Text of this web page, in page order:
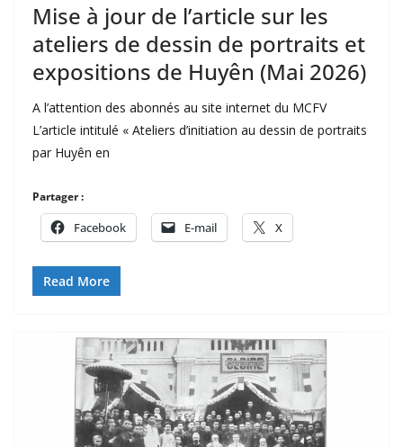
Mise à jour de l’article sur les
ateliers de dessin de portraits et
expositions de Huyên (Mai 2026)
A l’attention des abonnés au site internet du MCFV
L’article intitulé « Ateliers d’initiation au dessin de portraits
par Huyên en
Partager :
Facebook E-mail X
Read More